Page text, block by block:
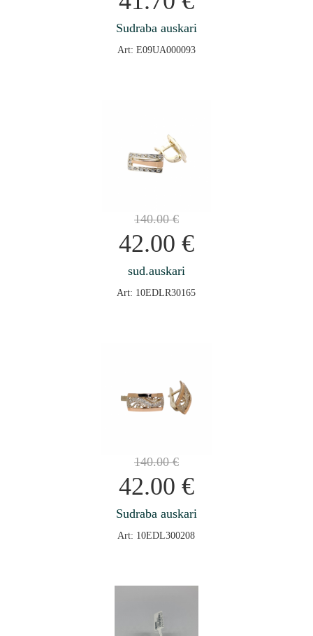
Sudraba auskari
Art: E09UA000093
140.00€
42.00 €
sud.auskari
Art: 10EDLR30165
140.00€
42.00 €
Sudraba auskari
Art: 10EDL300208